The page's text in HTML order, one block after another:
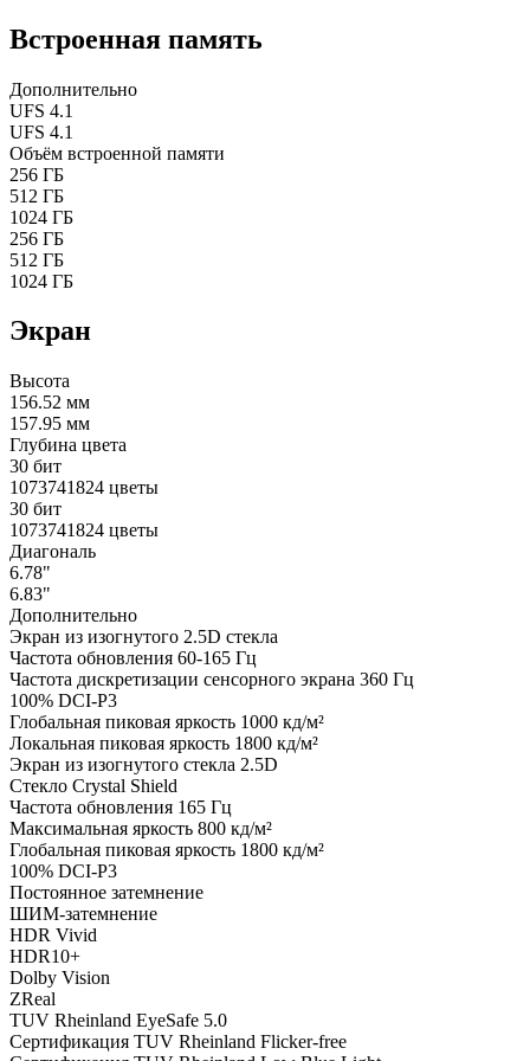
Встроенная память
Дополнительно
UFS 4.1
UFS 4.1
Объём встроенной памяти
256 ГБ
512 ГБ
1024 ГБ
256 ГБ
512 ГБ
1024 ГБ
Экран
Высота
156.52 мм
157.95 мм
Глубина цвета
30 бит
1073741824 цветы
30 бит
1073741824 цветы
Диагональ
6.78"
6.83"
Дополнительно
Экран из изогнутого 2.5D стекла
Частота обновления 60-165 Гц
Частота дискретизации сенсорного экрана 360 Гц
100% DCI-P3
Глобальная пиковая яркость 1000 кд/м²
Локальная пиковая яркость 1800 кд/м²
Экран из изогнутого стекла 2.5D
Стекло Crystal Shield
Частота обновления 165 Гц
Максимальная яркость 800 кд/м²
Глобальная пиковая яркость 1800 кд/м²
100% DCI-P3
Постоянное затемнение
ШИМ-затемнение
HDR Vivid
HDR10+
Dolby Vision
ZReal
TUV Rheinland EyeSafe 5.0
Сертификация TUV Rheinland Flicker-free